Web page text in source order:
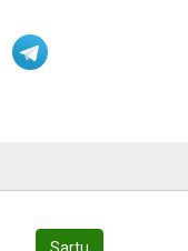
Sartu